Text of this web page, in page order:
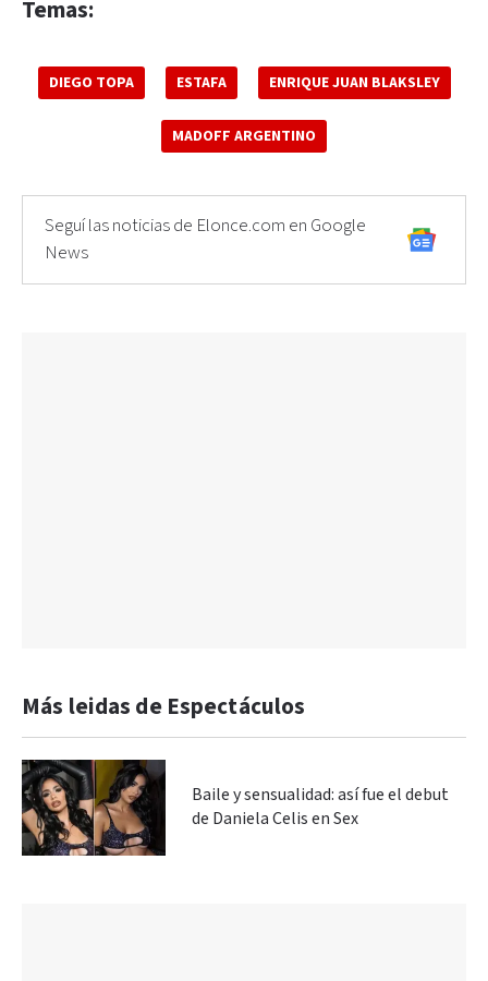
Temas:
DIEGO TOPA ESTAFA ENRIQUE JUAN BLAKSLEY
MADOFF ARGENTINO
Seguí las noticias de Elonce.com en Google
News
Más leidas de Espectáculos
Baile y sensualidad: así fue el debut
de Daniela Celis en Sex